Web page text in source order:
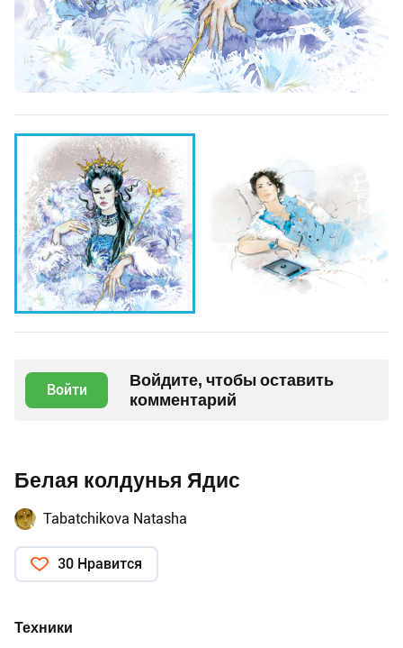
Войти
Войдите, чтобы оставить
комментарий
Белая колдунья Ядис
Tabatchikova Natasha
30 Нравится
Техники